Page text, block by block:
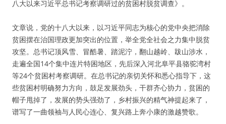
八大以来习近平总书记考察调研过的贫困村脱贫调查》。
文章说，党的十八大以来，以习近平同志为核心的党中央把消除
贫困摆在治国理政更加突出的位置，举全党全社会之力集中脱贫
攻坚。总书记顶风雪、冒酷暑、踏泥泞，翻山越岭、跋山涉水，
走遍全国14个集中连片特困地区，先后深入河北阜平县骆驼湾村
等24个贫困村考察调研。在总书记的亲切关怀和悉心指导下，这
些贫困村明确努力方向，鼓足发展劲头，干群齐心协力，贫困的
帽子甩掉了，发展的势头强劲了，乡村振兴的精气神提起来了，
谱写了一曲领袖与人民心连心、复兴路上奔小康的激越赞歌。